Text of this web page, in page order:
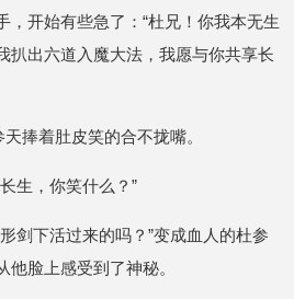
，开始有些急了：“杜兄！你我本无生
扒出六道入魔大法，我愿与你共享长
捧着肚皮笑的合不拢嘴。
生，你笑什么？”
剑下活过来的吗？”变成血人的杜参
脸上感受到了神秘。